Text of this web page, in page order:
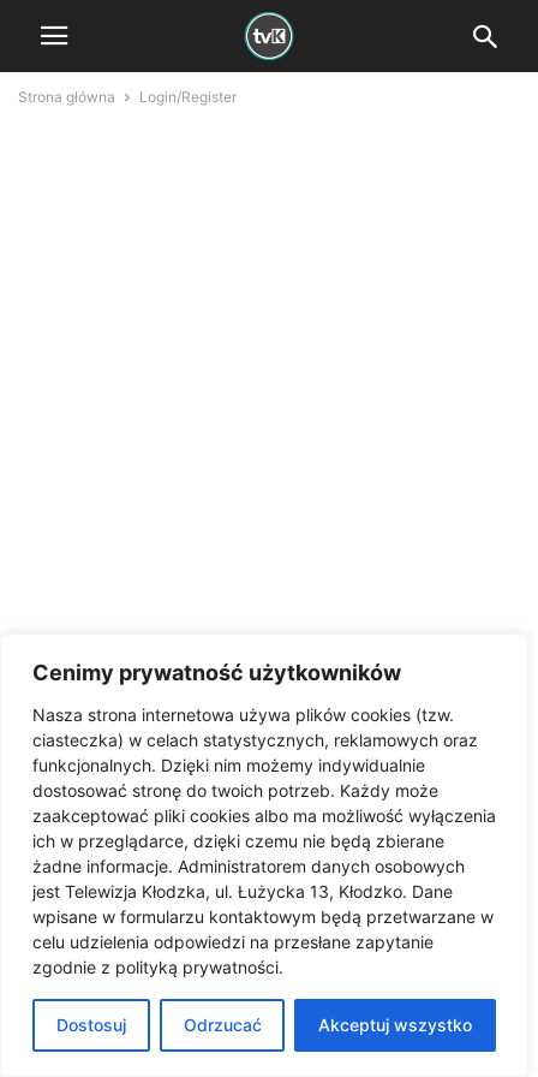
Cenimy prywatność użytkowników
Nasza strona internetowa używa plików cookies (tzw.
ciasteczka) w celach statystycznych, reklamowych oraz
funkcjonalnych. Dzięki nim możemy indywidualnie
dostosować stronę do twoich potrzeb. Każdy może
zaakceptować pliki cookies albo ma możliwość wyłączenia
ich w przeglądarce, dzięki czemu nie będą zbierane
żadne informacje. Administratorem danych osobowych
jest Telewizja Kłodzka, ul. Łużycka 13, Kłodzko. Dane
wpisane w formularzu kontaktowym będą przetwarzane w
celu udzielenia odpowiedzi na przesłane zapytanie
zgodnie z polityką prywatności.
Dostosuj Odrzucać Akceptuj wszystko
Strona główna Login/Register
Login/Register